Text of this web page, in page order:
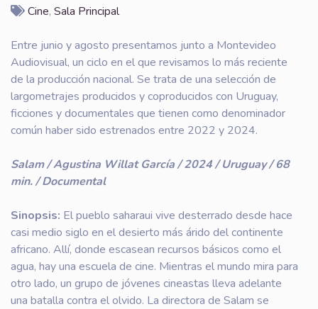
Cine, Sala Principal
Entre junio y agosto presentamos junto a Montevideo
Audiovisual, un ciclo en el que revisamos lo más reciente
de la producción nacional. Se trata de una selección de
largometrajes producidos y coproducidos con Uruguay,
ficciones y documentales que tienen como denominador
común haber sido estrenados entre 2022 y 2024.
Salam / Agustina Willat García / 2024 / Uruguay / 68
min. / Documental
Sinopsis: El pueblo saharaui vive desterrado desde hace
casi medio siglo en el desierto más árido del continente
africano. Allí, donde escasean recursos básicos como el
agua, hay una escuela de cine. Mientras el mundo mira para
otro lado, un grupo de jóvenes cineastas lleva adelante
una batalla contra el olvido. La directora de Salam se